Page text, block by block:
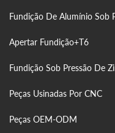
Fundição De Alumínio Sob
Apertar Fundição+T6
Fundição Sob Pressão De
Peças Usinadas Por CNC
Peças OEM-ODM